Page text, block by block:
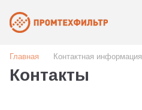
Главная Контактная информация
Контакты